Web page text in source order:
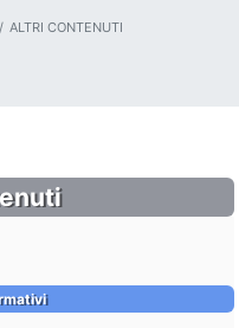
ALTRI CONTENUTI